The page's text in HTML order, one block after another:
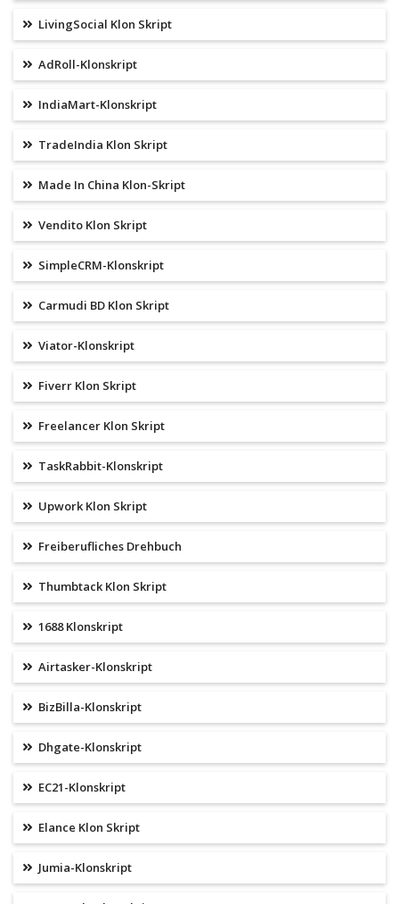
LivingSocial Klon Skript
AdRoll-Klonskript
IndiaMart-Klonskript
TradeIndia Klon Skript
Made In China Klon-Skript
Vendito Klon Skript
SimpleCRM-Klonskript
Carmudi BD Klon Skript
Viator-Klonskript
Fiverr Klon Skript
Freelancer Klon Skript
TaskRabbit-Klonskript
Upwork Klon Skript
Freiberufliches Drehbuch
Thumbtack Klon Skript
1688 Klonskript
Airtasker-Klonskript
BizBilla-Klonskript
Dhgate-Klonskript
EC21-Klonskript
Elance Klon Skript
Jumia-Klonskript